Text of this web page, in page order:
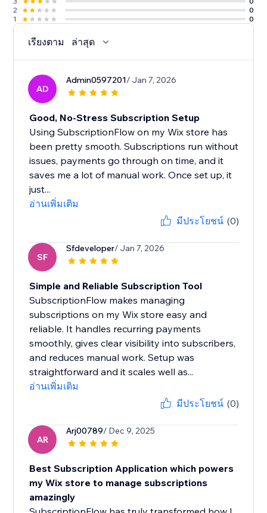
2
0
1
0
เรียงตาม ล่าสุด
AD
Admin0597201/ Jan 7, 2026
Good, No-Stress Subscription Setup
Using SubscriptionFlow on my Wix store has
been pretty smooth. Subscriptions run without
issues, payments go through on time, and it
saves me a lot of manual work. Once set up, it
just...
อ่านเพิ่มเติม
มีประโยชน์ (0)
SF
Sfdeveloper/ Jan 7, 2026
Simple and Reliable Subscription Tool
SubscriptionFlow makes managing
subscriptions on my Wix store easy and
reliable. It handles recurring payments
smoothly, gives clear visibility into subscribers,
and reduces manual work. Setup was
straightforward and it scales well as...
อ่านเพิ่มเติม
มีประโยชน์ (0)
AR
Arj00789/ Dec 9, 2025
Best Subscription Application which powers
my Wix store to manage subscriptions
amazingly